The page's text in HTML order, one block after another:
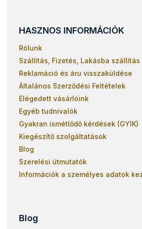
HASZNOS INFORMÁCIÓK
Rólunk
Szállítás, Fizetés, Lakásba szállítás
Reklamáció és áru visszaküldése
Általános Szerződési Feltételek
Elégedett vásárlóink
Egyéb tudnivalók
Gyakran ismétlődő kérdések (GYIK)
Kiegészítő szolgáltatások
Blog
Szerelési útmutatók
Információk a személyes adatok
Blog